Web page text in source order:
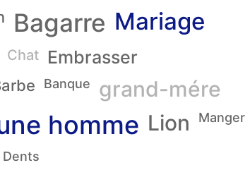
Bagarre Mariage
Chat Embrasser
Banque grand-mére
homme Lion Manger
Dents